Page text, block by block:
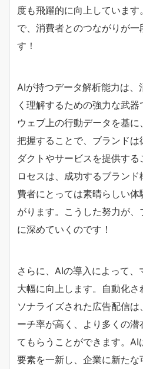
度も飛躍的に向上していま
で、消費者とのつながりが
す！
AIが持つデータ解析能力は
く理解するための強力な武
ウェブ上の行動データを基
把握することで、ブランドは
ダクトやサービスを提供す
ロセスは、成功するブラン
費者にとっては素晴らしい
がります。こうした努力が
に深めていくのです！
さらに、AIの導入によって
大幅に向上します。自動化
ソナライズされた広告配信
ーチ率が高く、より多くの
てもらうことができます。
要素を一新し、企業に新た